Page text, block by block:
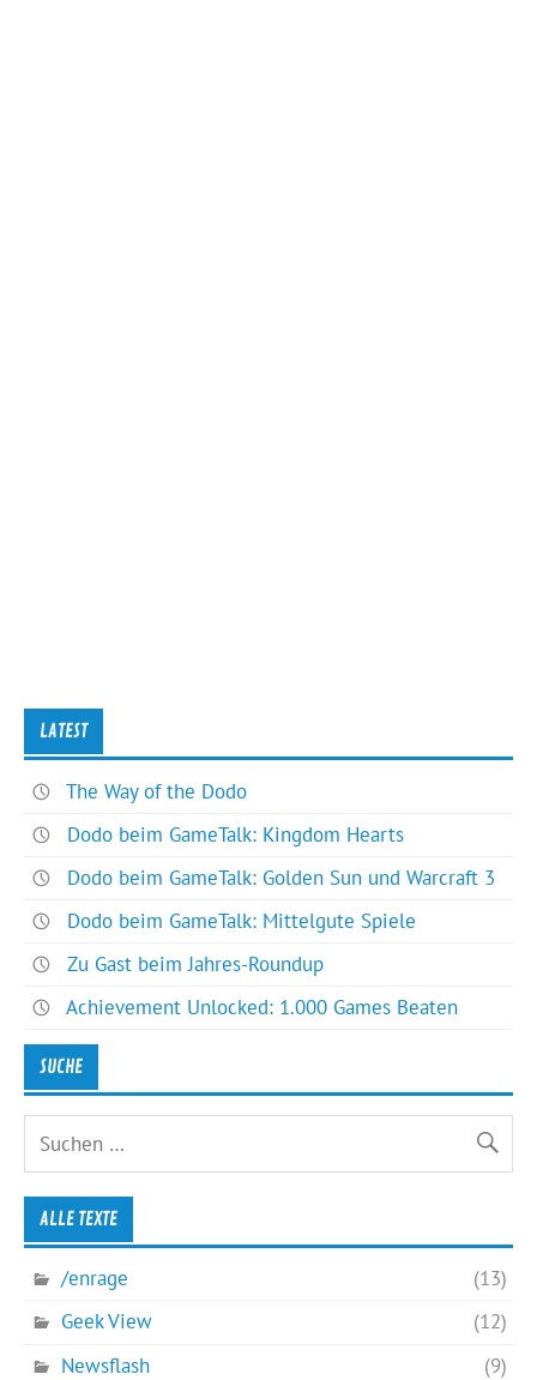
LATEST
The Way of the Dodo
Dodo beim GameTalk: Kingdom Hearts
Dodo beim GameTalk: Golden Sun und Warcraft 3
Dodo beim GameTalk: Mittelgute Spiele
Zu Gast beim Jahres-Roundup
Achievement Unlocked: 1.000 Games Beaten
SUCHE
ALLE TEXTE
/enrage
(13)
Geek View
(12)
Newsflash
(9)